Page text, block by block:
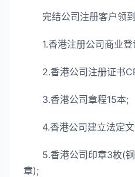
完结公司注册客户领
1.香港注册公司商业登
2.香港公司注册证书
3.香港公司章程15本;
4.香港公司建立法定文
5.香港公司印章3枚(钢
章);